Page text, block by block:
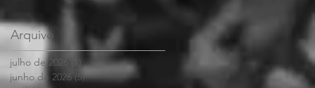
Arquivo
julho de 2026 (1)1 post
junho de 2026 (5)5 posts